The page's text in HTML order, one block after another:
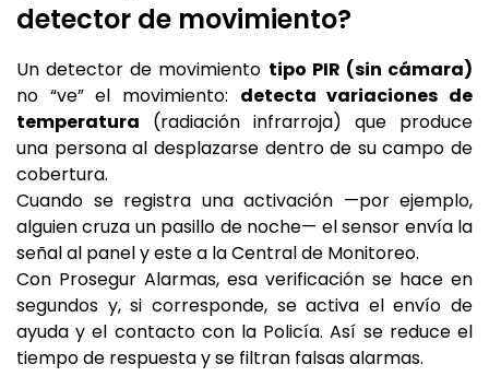
detector de movimiento?
Un detector de movimiento tipo PIR (sin cámara)
no “ve” el movimiento: detecta variaciones de
temperatura (radiación infrarroja) que produce
una persona al desplazarse dentro de su campo de
cobertura.
Cuando se registra una activación —por ejemplo,
alguien cruza un pasillo de noche— el sensor envía la
señal al panel y este a la Central de Monitoreo.
Con Prosegur Alarmas, esa verificación se hace en
segundos y, si corresponde, se activa el envío de
ayuda y el contacto con la Policía. Así se reduce el
tiempo de respuesta y se filtran falsas alarmas.